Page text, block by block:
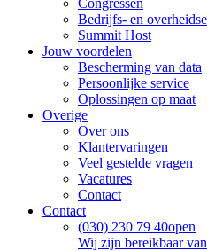
Congressen
Bedrijfs- en
Summit Host
Jouw voordelen
Bescherming van data
Persoonlijke service
Oplossingen op maat
Overige
Over ons
Klantervaringen
Veel gestelde vragen
Vacatures
Contact
Contact
(030) 230 79 40open
Wij zijn bereikbaar